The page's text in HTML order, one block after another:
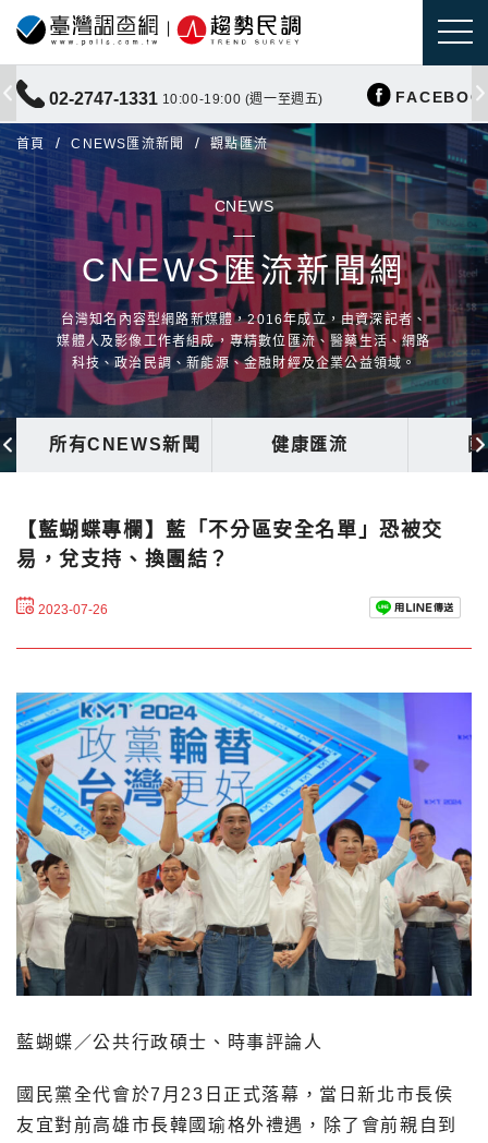
02-2747-1331 10:00-19:00 (週一至週五)
首頁 CNEWS匯流新聞 觀點匯流
CNEWS
CNEWS匯流新聞網
台灣知名內容型網路新媒體，2016年成立，由資深記者、
媒體人及影像工作者組成，專精數位匯流、醫藥生活、網路
科技、政治民調、新能源、金融財經及企業公益領域。
所有CNEWS新聞 健康匯流
【藍蝴蝶專欄】藍「不分區安全名單」恐被交
易，兌支持、換團結？
2023-07-26
藍蝴蝶／公共行政碩士、時事評論人
國民黨全代會於7月23日正式落幕，當日新北市長侯
友宜對前高雄市長韓國瑜格外禮遇，除了會前親自到